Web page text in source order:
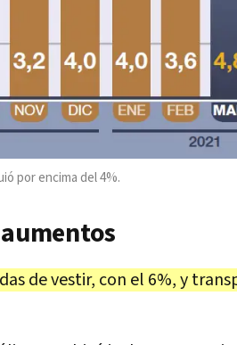
por encima del 4%.
de vestir, con el 6%, y